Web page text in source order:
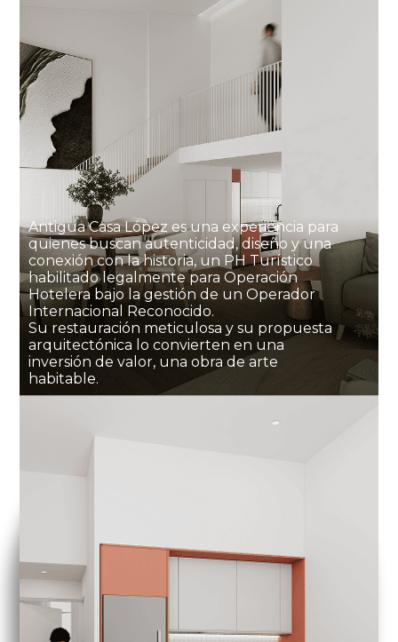
Antigua Casa López es una experiencia para
quienes buscan autenticidad, diseño y una
conexión con la historia, un PH Turístico
habilitado legalmente para Operación
Hotelera bajo la gestión de un Operador
Internacional Reconocido.
Su restauración meticulosa y su propuesta
arquitectónica lo convierten en una
inversión de valor, una obra de arte
habitable.